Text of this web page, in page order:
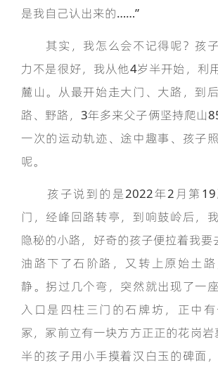
是我自己认出来的……”
其实，我怎么会不记得呢？孩
力不是很好，我从他4岁半开始，利
麓山。从最开始走大门、大路，到
路、野路，3年多来父子俩坚持爬山
一次的运动轨迹、途中趣事、孩子
呢。
孩子说到的是2022年2月第19
门，经峰回路转亭，到响鼓岭后，
隐秘的小路，好奇的孩子便拉着我要
油路下了石阶路，又转上原始土
静。拐过几个弯，突然就出现了一座
入口是四柱三门的石牌坊，正中
冢，冢前立有一块方方正正的花岗岩
半的孩子用小手摸着汉白玉的碑面